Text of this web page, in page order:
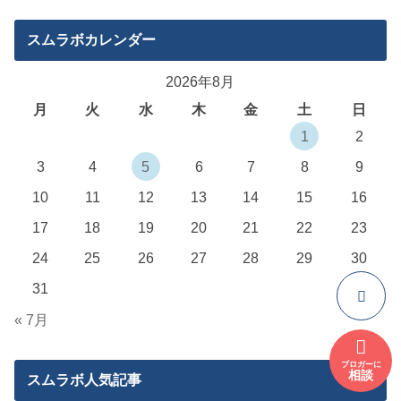
スムラボカレンダー
2026年8月
月
火 水 木 金 土
日
1
2
3
4 5 6 7 8
9
10
11 12 13 14 15
16
17
18 19 20 21 22
23
24
25 26 27 28 29
30
31
« 7月
スムラボ人気記事
ブロガーに
相談